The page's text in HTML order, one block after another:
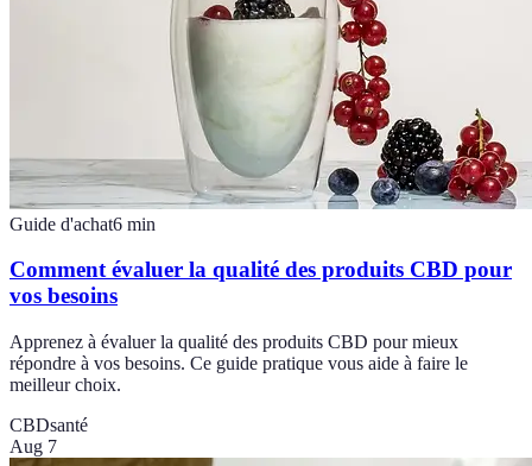
Guide d'achat6 min
Comment évaluer la qualité des produits CBD pour
vos besoins
Apprenez à évaluer la qualité des produits CBD pour mieux
répondre à vos besoins. Ce guide pratique vous aide à faire le
meilleur choix.
CBDsanté
Aug 7